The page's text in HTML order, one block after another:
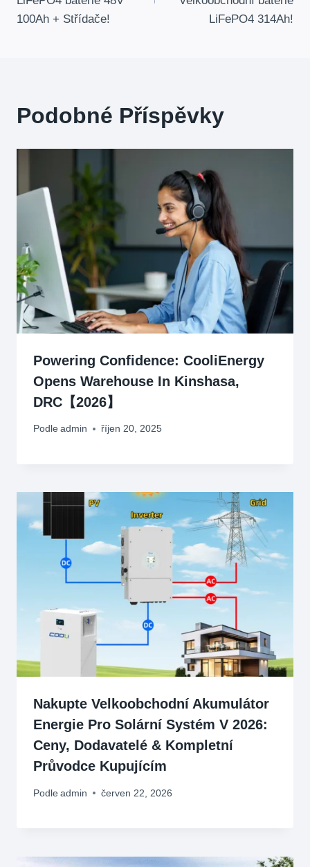
100Ah + Střídače!
LiFePO4 314Ah!
Podobné Příspěvky
Powering Confidence: CooliEnergy
Opens Warehouse In Kinshasa,
DRC【2026】
Podle admin říjen 20, 2025
Nakupte Velkoobchodní Akumulátor
Energie Pro Solární Systém V 2026:
Ceny, Dodavatelé & Kompletní
Průvodce Kupujícím
Podle admin červen 22, 2026